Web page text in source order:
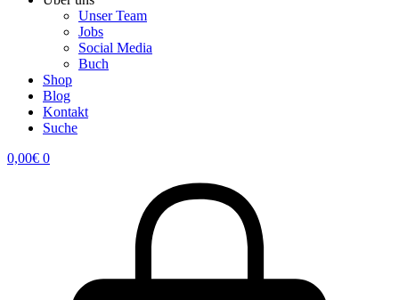
Unser Team
Jobs
Social Media
Buch
Shop
Blog
Kontakt
Suche
0,00€ 0